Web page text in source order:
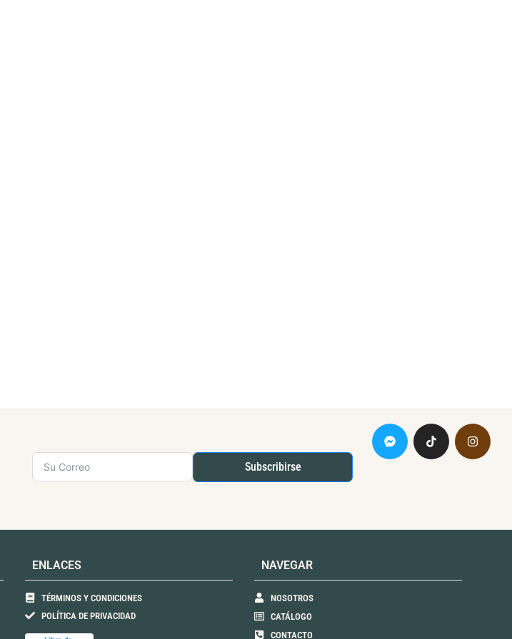
Subscribirse
ENLACES
TÉRMINOS Y CONDICIONES
POLÍTICA DE PRIVACIDAD
NAVEGAR
NOSOTROS
CATÁLOGO
CONTACTO